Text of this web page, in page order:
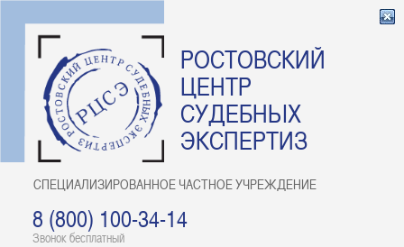
РОСТОВСКИЙ
ЦЕНТР
СУДЕБНЫХ
ЭКСПЕРТИЗ
СПЕЦИАЛИЗИРОВАННОЕ ЧАСТНОЕ УЧРЕЖДЕНИЕ
8 (800) 100-34-14
Звонок бесплатный